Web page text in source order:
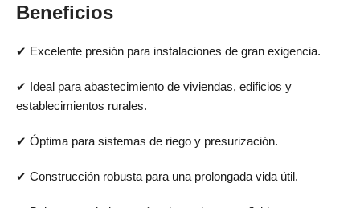
Beneficios
✔ Excelente presión para instalaciones de gran exigencia.
✔ Ideal para abastecimiento de viviendas, edificios y
establecimientos rurales.
✔ Óptima para sistemas de riego y presurización.
✔ Construcción robusta para una prolongada vida útil.